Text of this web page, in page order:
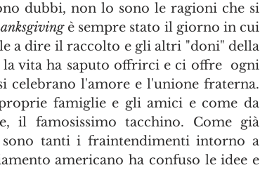
dubbi, non lo sono le ragioni che si
è sempre stato il giorno in cui
a dire il raccolto e gli altri "doni" della
vita ha saputo offrirci e ci offre  ogni
l'amore e l'unione fraterna.
famiglie e gli amici e come da
il famosissimo tacchino. Come già
tanti i fraintendimenti intorno a
americano ha confuso le idee e